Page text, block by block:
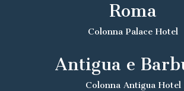
Roma
Colonna Palace Hotel
Antigua e
Colonna Antigua Hotel